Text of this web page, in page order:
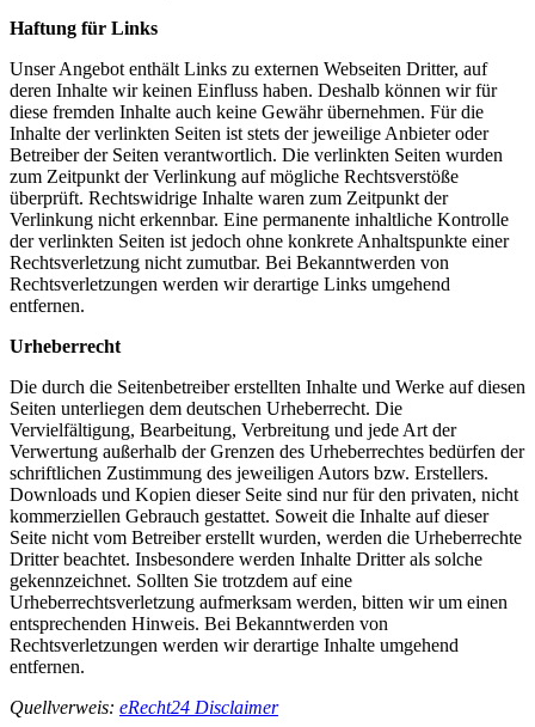
Haftung für Links
Unser Angebot enthält Links zu externen Webseiten Dritter, auf
deren Inhalte wir keinen Einfluss haben. Deshalb können wir für
diese fremden Inhalte auch keine Gewähr übernehmen. Für die
Inhalte der verlinkten Seiten ist stets der jeweilige Anbieter oder
Betreiber der Seiten verantwortlich. Die verlinkten Seiten wurden
zum Zeitpunkt der Verlinkung auf mögliche Rechtsverstöße
überprüft. Rechtswidrige Inhalte waren zum Zeitpunkt der
Verlinkung nicht erkennbar. Eine permanente inhaltliche Kontrolle
der verlinkten Seiten ist jedoch ohne konkrete Anhaltspunkte einer
Rechtsverletzung nicht zumutbar. Bei Bekanntwerden von
Rechtsverletzungen werden wir derartige Links umgehend
entfernen.
Urheberrecht
Die durch die Seitenbetreiber erstellten Inhalte und Werke auf diesen
Seiten unterliegen dem deutschen Urheberrecht. Die
Vervielfältigung, Bearbeitung, Verbreitung und jede Art der
Verwertung außerhalb der Grenzen des Urheberrechtes bedürfen der
schriftlichen Zustimmung des jeweiligen Autors bzw. Erstellers.
Downloads und Kopien dieser Seite sind nur für den privaten, nicht
kommerziellen Gebrauch gestattet. Soweit die Inhalte auf dieser
Seite nicht vom Betreiber erstellt wurden, werden die Urheberrechte
Dritter beachtet. Insbesondere werden Inhalte Dritter als solche
gekennzeichnet. Sollten Sie trotzdem auf eine
Urheberrechtsverletzung aufmerksam werden, bitten wir um einen
entsprechenden Hinweis. Bei Bekanntwerden von
Rechtsverletzungen werden wir derartige Inhalte umgehend
entfernen.
Quellverweis: eRecht24 Disclaimer